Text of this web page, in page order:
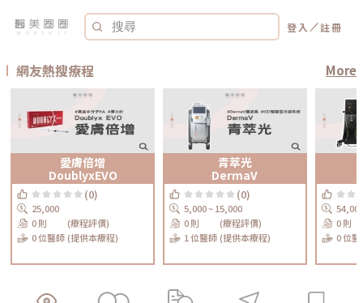
登入 ／註冊
網友熱搜療程 More
愛膚倍增
DoublyxEVO
(0)
25,000
0 則
(療程評價)
0 位醫師 (提供本療程)
青萃光
DermaV
(0)
5,000 ~ 15,000
0 則
(療程評價)
1 位醫師(提供本療程)
54,000
0 則
0 位醫